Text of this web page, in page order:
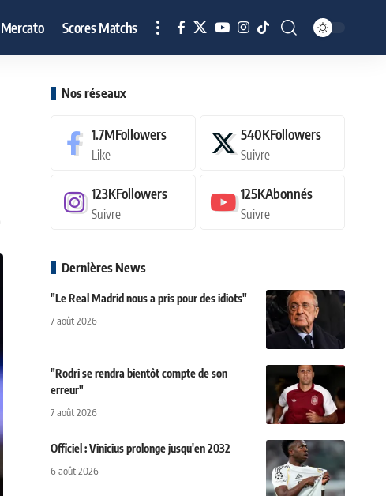
Mercato Scores Matchs
Nos réseaux
1.7MFollowers
Like
540KFollowers
Suivre
123KFollowers
Suivre
125KAbonnés
Suivre
Dernières News
"Le Real Madrid nous a pris pour des idiots"
7 août 2026
"Rodri se rendra bientôt compte de son
erreur"
7 août 2026
Officiel : Vinicius prolonge jusqu'en 2032
6 août 2026